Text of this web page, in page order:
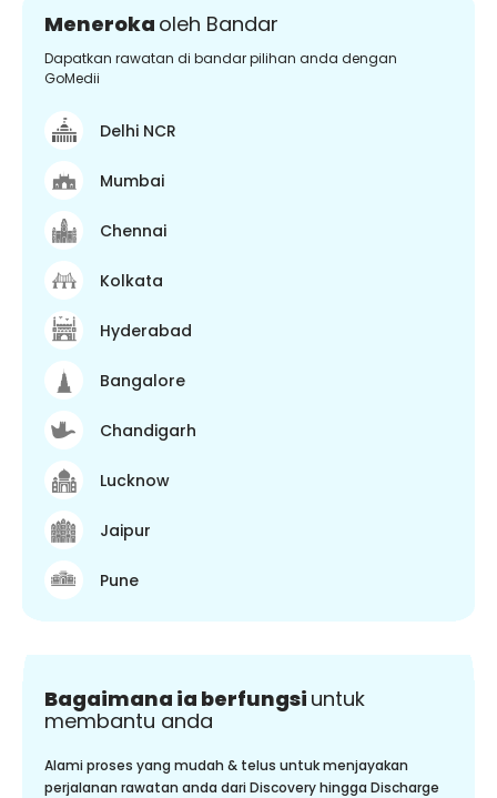
Meneroka oleh Bandar
Dapatkan rawatan di bandar pilihan anda dengan
GoMedii
Delhi NCR
Mumbai
Chennai
Kolkata
Hyderabad
Bangalore
Chandigarh
Lucknow
Jaipur
Pune
Bagaimana ia berfungsi untuk
membantu anda
Alami proses yang mudah & telus untuk menjayakan
perjalanan rawatan anda dari Discovery hingga Discharge